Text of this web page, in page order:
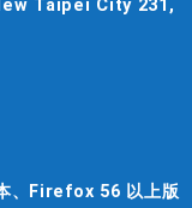
Taipei City 231,
、Firefox 56 以上版